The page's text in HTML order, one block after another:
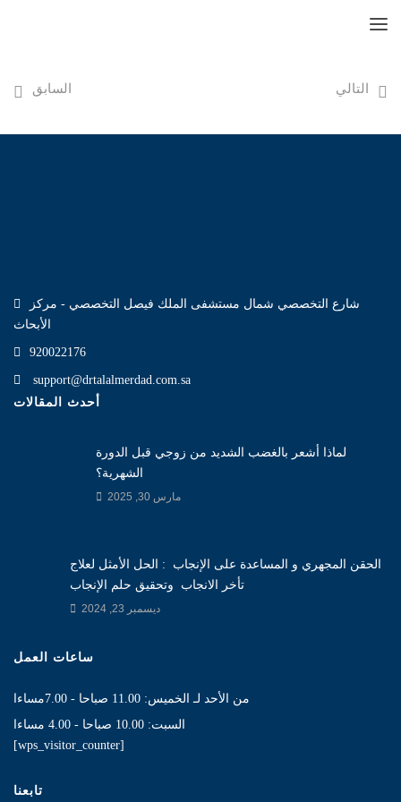
السابق التالي
شارع التخصصي شمال مستشفى الملك فيصل التخصصي - مركز
الأبحاث
920022176
support@drtalalmerdad.com.sa
أحدث المقالات
لماذا أشعر بالغضب الشديد من زوجي قبل الدورة
الشهرية؟
مارس 30, 2025
الحقن المجهري و المساعدة على الإنجاب : الحل الأمثل لعلاج
تأخر الانجاب وتحقيق حلم الإنجاب
ديسمبر 23, 2024
ساعات العمل
من الأحد لـ الخميس: 11.00 صباحا - 7.00مساءا
السبت: 10.00 صباحا - 4.00 مساءا
[wps_visitor_counter]
تابعنا